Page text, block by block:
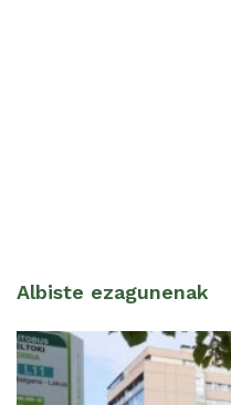
Albiste ezagunenak